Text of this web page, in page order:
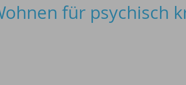
für psychisch